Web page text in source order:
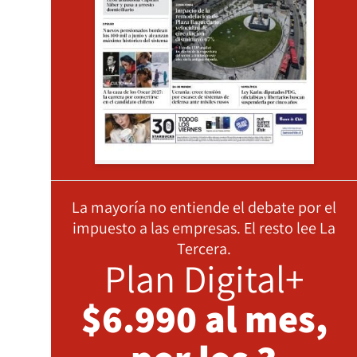
La mayoría no entiende el debate por el
impuesto a las empresas. El resto lee La
Tercera.
Plan Digital+
$6.990 al mes,